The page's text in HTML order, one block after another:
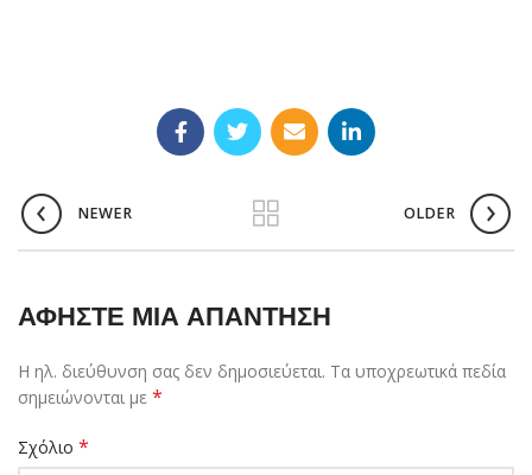
NEWER OLDER
ΑΦΉΣΤΕ ΜΙΑ ΑΠΆΝΤΗΣΗ
Η ηλ. διεύθυνση σας δεν δημοσιεύεται. Τα υποχρεωτικά πεδία
σημειώνονται με *
Σχόλιο *